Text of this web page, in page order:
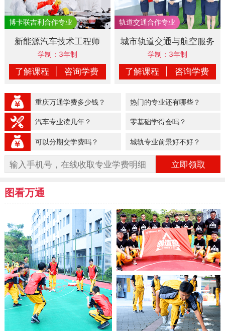
新能源汽车技术工程师
学制：3年制
了解课程 咨询学费
城市轨道交通与航空服务
学制：3年制
了解课程 咨询学费
重庆万通学费多少钱？ 热门的专业还有哪些？
汽车专业读几年？ 零基础学得会吗？
可以分期交学费吗？ 城轨专业前景好不好？
立即领取
图看万通